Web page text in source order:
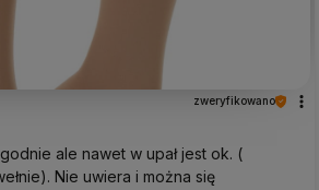
zweryfikowano
ale nawet w upał jest ok. (
Nie uwiera i można się